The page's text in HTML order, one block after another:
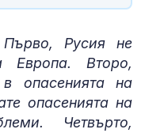
Русия не
Европа. Второ,
опасенията на
опасенията на
Четвърто,